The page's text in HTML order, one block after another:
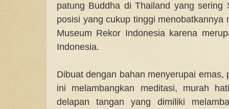
patung Buddha di Thailand yang
posisi yang cukup tinggi menobatkannya
Museum Rekor Indonesia karena
Indonesia.
Dibuat dengan bahan menyerupai emas,
ini melambangkan meditasi, murah
delapan tangan yang dimiliki